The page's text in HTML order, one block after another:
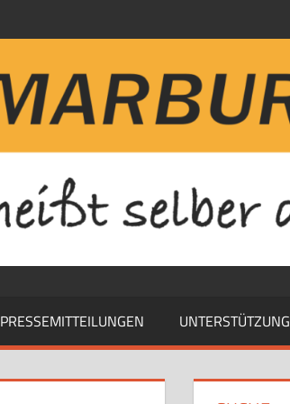
PRESSEMITTEILUNGEN UNTERSTÜTZUNG